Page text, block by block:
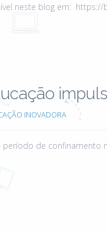
neste blog em: https://
INOVADORA
de confinamento